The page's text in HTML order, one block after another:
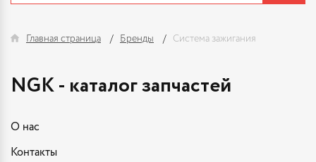
Главная страница Бренды Система зажигания
NGK - каталог запчастей
О нас
Контакты